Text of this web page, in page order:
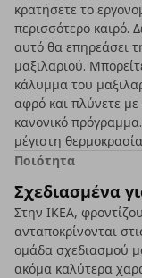
κρατήσετε το
περισσότερο καιρό.
αυτό θα επηρεάσει
μαξιλαριού.
κάλυμμα του
αφρό και πλύνετε
κανονικό
μέγιστη
Ποιότητα
Σχεδιασμένα
Στην ΙΚΕΑ,
ανταποκρίνονται
ομάδα σχεδιασμού
ακόμα καλύτερα